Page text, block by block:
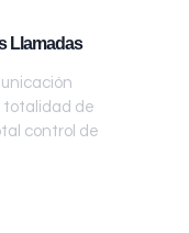
Llamadas
totalidad de
control de